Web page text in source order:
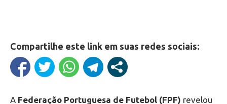
Compartilhe este link em suas redes sociais:
A Federação Portuguesa de Futebol (FPF) revelou